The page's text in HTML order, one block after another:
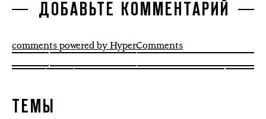
ДОБАВЬТЕ КОММЕНТАРИЙ
comments powered by HyperComments
ТЕМЫ